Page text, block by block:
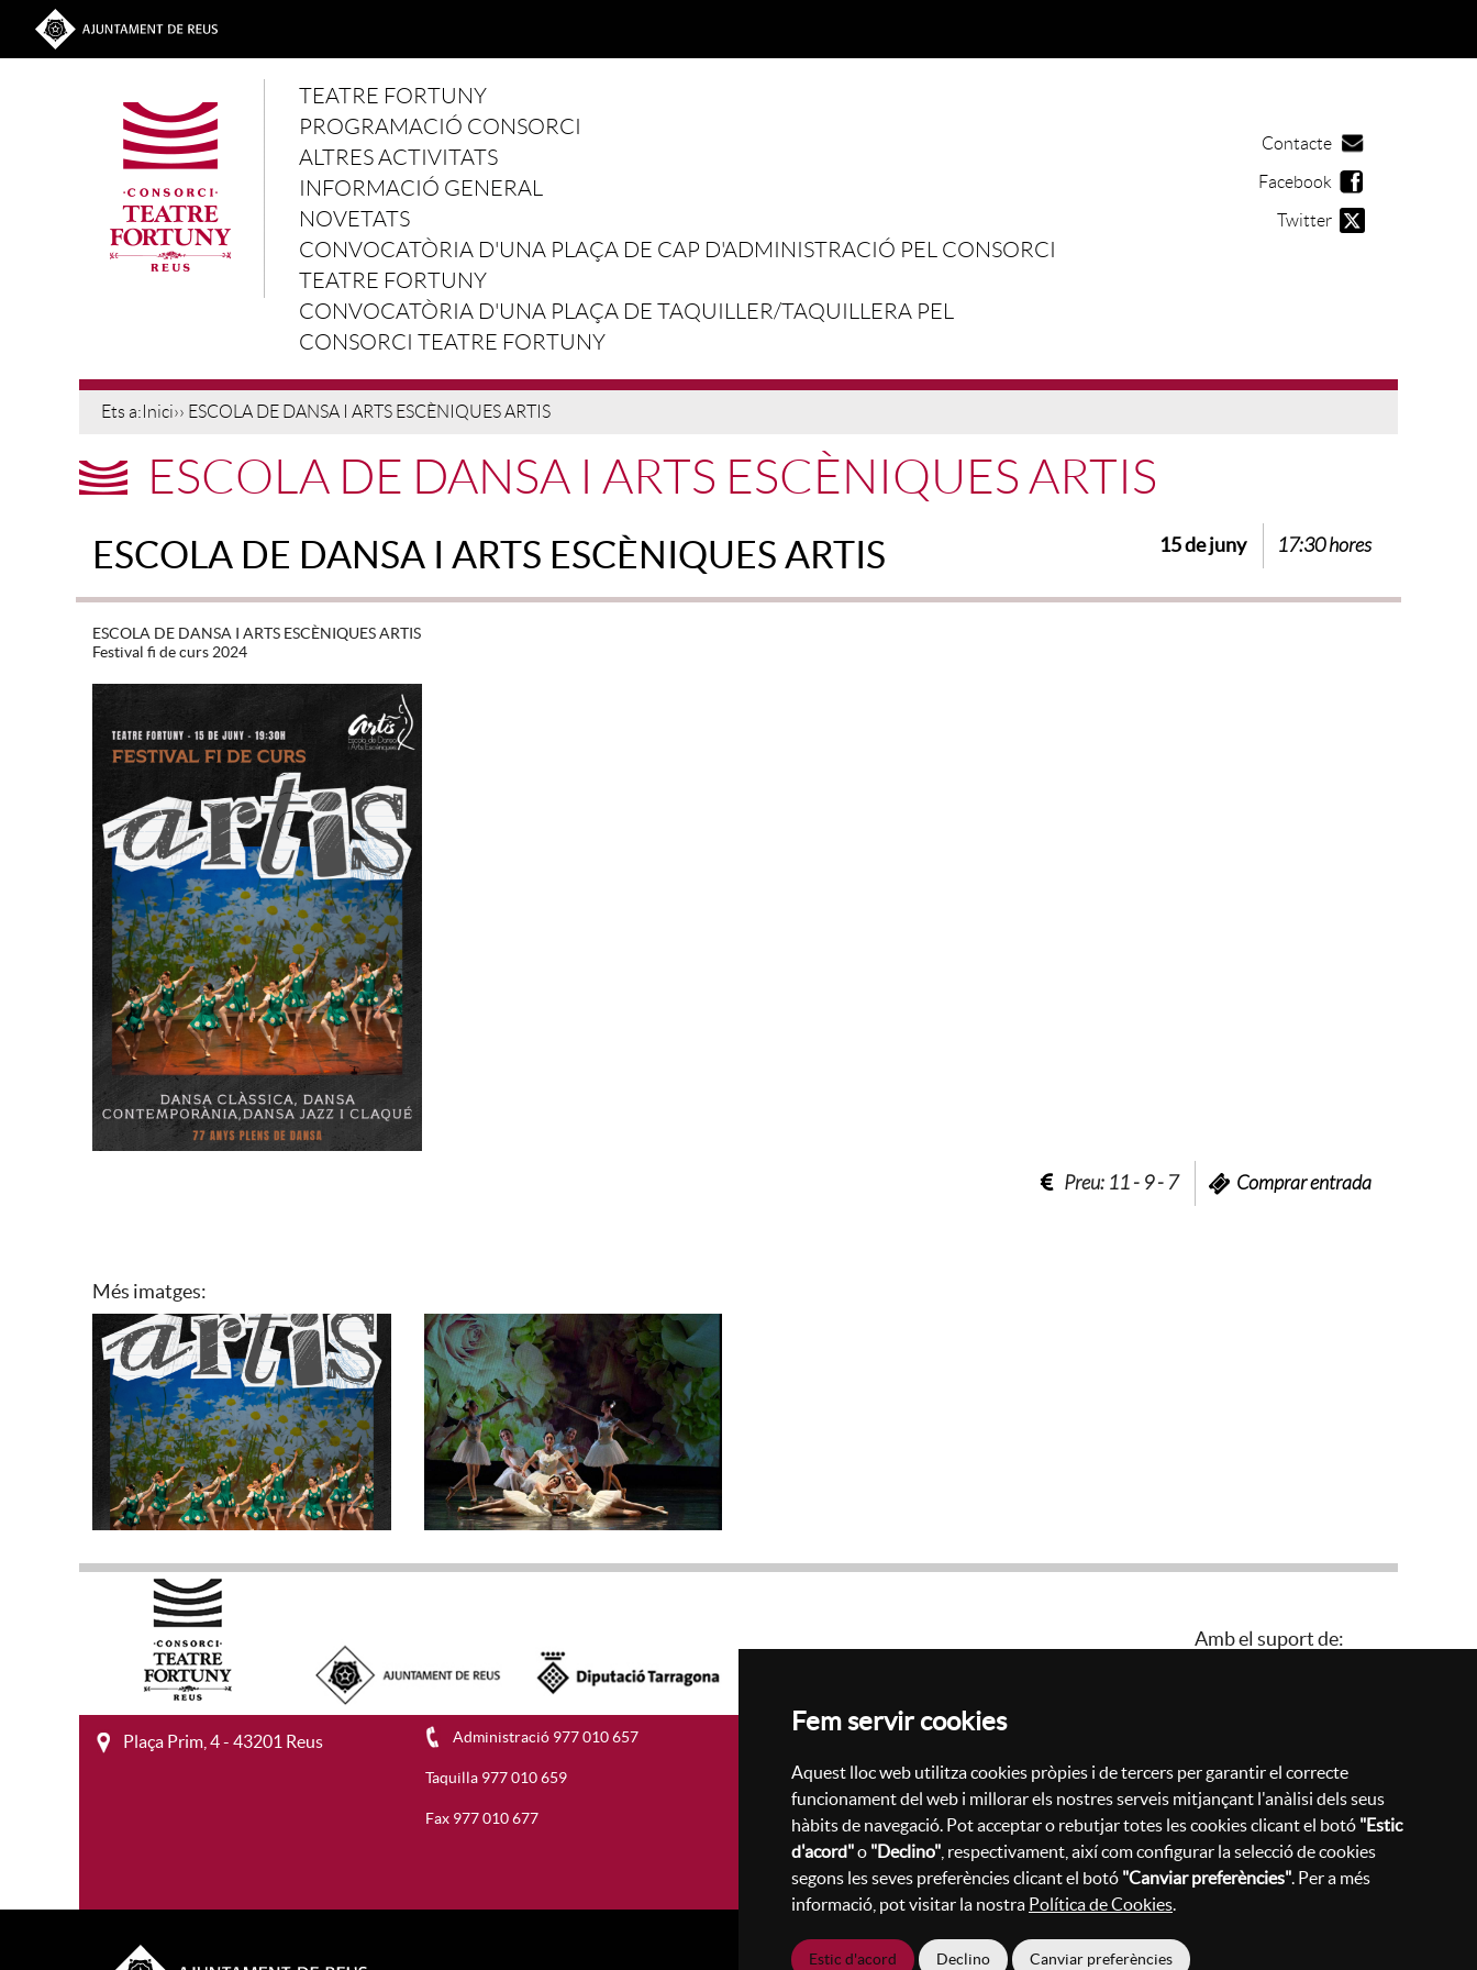
Fem servir cookies
Aquest lloc web utilitza cookies pròpies i de tercers per garantir el correcte
funcionament del web i millorar els nostres serveis mitjançant l'anàlisi dels seus
hàbits de navegació. Pot acceptar o rebutjar totes les cookies clicant el botó "Estic
d'acord"o "Declino" , respectivament, així com configurar la selecció de cookies
segons les seves preferències clicant el botó "Canviar preferències". Per a més
informació, pot visitar la nostra Política de Cookies.
Estic d'acord Declino Canviar preferències
Vés al contingut
Ves a la web de l'Ajuntament de Reus
Main navigation
TEATRE FORTUNY
PROGRAMACIÓ CONSORCI
ALTRES ACTIVITATS
INFORMACIÓ GENERAL
NOVETATS
CONVOCATÒRIA D'UNA PLAÇA DE CAP D'ADMINISTRACIÓ PEL CONSORCI
TEATRE FORTUNY
CONVOCATÒRIA D'UNA PLAÇA DE TAQUILLER/TAQUILLERA PEL
CONSORCI TEATRE FORTUNY
Contacte
Facebook
Twitter
Ets a: Inici›› ESCOLA DE DANSA I ARTS ESCÈNIQUES ARTIS
ESCOLA DE DANSA I ARTS ESCÈNIQUES ARTIS
ESCOLA DE DANSA I ARTS ESCÈNIQUES ARTIS 15 de juny 17:30 hores
ESCOLA DE DANSA I ARTS ESCÈNIQUES ARTIS
Festival fi de curs 2024
Preu: 11 - 9 - 7 Comprar entrada
Més imatges:
Amb el suport de:
Plaça Prim, 4 - 43201 Reus Administració 977 010 657
Taquilla 977 010 659
Fax 977 010 677
Mapa Web
Configurar cookies
Política de cookies
Avís legal
Informació bàsica RGPD
Ves a la web de l'Ajuntament de Reus